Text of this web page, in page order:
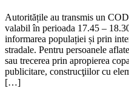
Autoritățile au transmis un
valabil în perioada 17.45 –
informarea populației și prin
stradale. Pentru persoanele
sau trecerea prin apropierea
publicitare, construcţiilor cu
[…]